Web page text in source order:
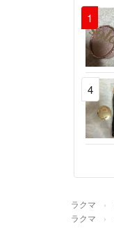
1
4
ラクマ
ラクマ